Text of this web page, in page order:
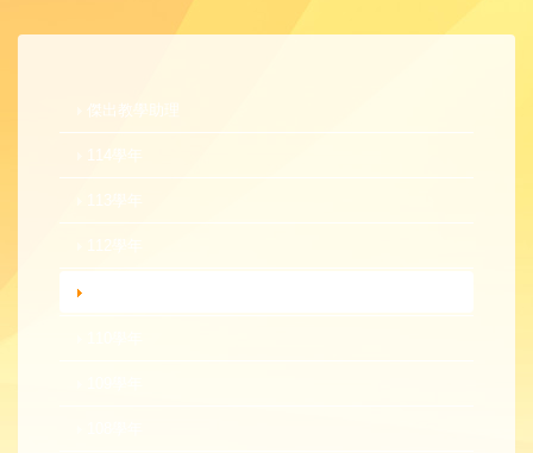
傑出教學助理
114學年
113學年
112學年